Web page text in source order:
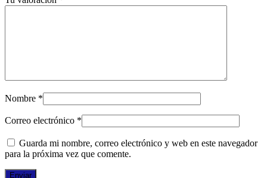
Nombre *
Correo electrónico *
Guarda mi nombre, correo electrónico y web en este navegador
para la próxima vez que comente.